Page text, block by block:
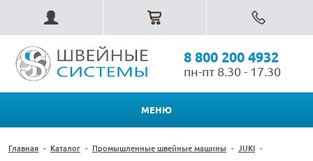
8 800 200 4932
пн-пт 8.30 - 17.30
МЕНЮ
Главная - Каталог - Промышленные швейные машины - JUKI -